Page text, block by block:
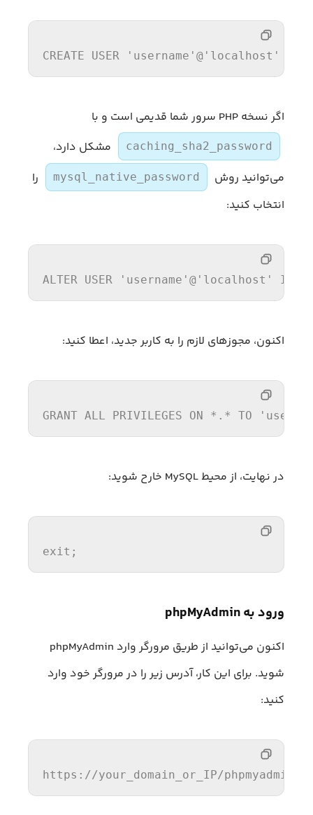
CREATE USER 'username' @ 'localhost'
اگر نسخه PHP سرور شما قدیمی است و با
caching_sha2_password
مشکل دارد،
می‌توانید روش
mysql_native_password
را
انتخاب کنید:
ALTER USER 'username' @ 'localhost'
اکنون، مجوزهای لازم را به کاربر جدید، اعطا کنید:
GRANT ALL PRIVILEGES ON *.* TO
در نهایت، از محیط MySQL خارح شوید:
exit
ورود به phpMyAdmin
اکنون می‌توانید از طریق مرورگر وارد phpMyAdmin
شوید. برای این کار، آدرس زیر را در مرورگر خود وارد
کنید:
https: //your_domain_or_IP/phpmyadmin